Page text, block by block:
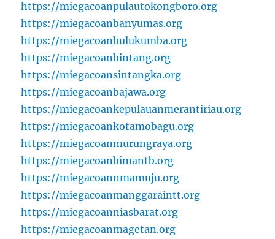
https://miegacoanpulautokongboro.org
https://miegacoanbanyumas.org
https://miegacoanbulukumba.org
https://miegacoanbintang.org
https://miegacoansintangka.org
https://miegacoanbajawa.org
https://miegacoankepulauanmerantiriau.org
https://miegacoankotamobagu.org
https://miegacoanmurungraya.org
https://miegacoanbimantb.org
https://miegacoannmamuju.org
https://miegacoanmanggaraintt.org
https://miegacoanniasbarat.org
https://miegacoanmagetan.org